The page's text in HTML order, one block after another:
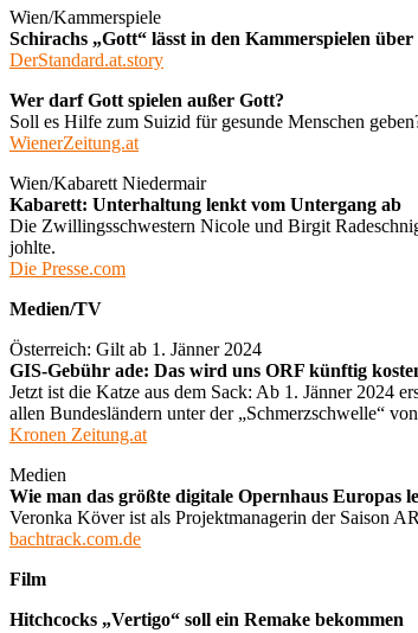
Wien/Kammerspiele
Schirachs „Gott“ lässt in den Kammerspielen
DerStandard.at.story
Wer darf Gott spielen außer Gott?
Soll es Hilfe zum Suizid für gesunde Menschen
WienerZeitung.at
Wien/Kabarett Niedermair
Kabarett: Unterhaltung lenkt vom Untergang ab
Die Zwillingsschwestern Nicole und Birgit
johlte.
Die Presse.com
Medien/TV
Österreich: Gilt ab 1. Jänner 2024
GIS-Gebühr ade: Das wird uns ORF künftig
Jetzt ist die Katze aus dem Sack: Ab 1. Jänner 2024
allen Bundesländern unter der „Schmerzschwelle“
Kronen Zeitung.at
Medien
Wie man das größte digitale Opernhaus Europas
Veronka Köver ist als Projektmanagerin der Saison
bachtrack.com.de
Film
Hitchcocks „Vertigo“ soll ein Remake bekommen